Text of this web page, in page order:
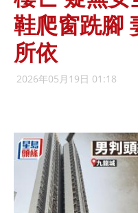
鞋爬窗跣腳
所依
2026年05月19日 01:18